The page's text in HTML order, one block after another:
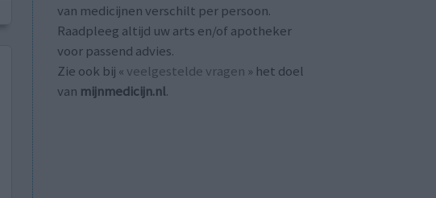
van medicijnen verschilt per persoon.
Raadpleeg altijd uw arts en/of apotheker
voor passend advies.
Zie ook bij « veelgestelde vragen » het doel
van mijnmedicijn.nl.